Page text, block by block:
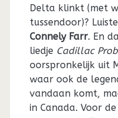
Delta klinkt (met
tussendoor)?
Connely Farr. En
liedje Cadillac
oorspronkelijk uit
waar ook de
vandaan komt,
in Canada. Voor